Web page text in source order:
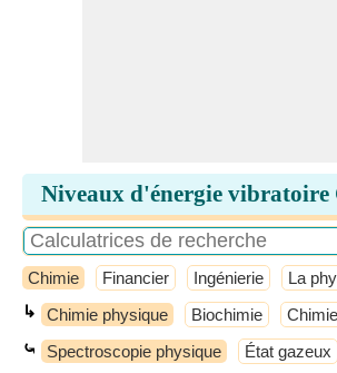
Niveaux d'énergie vibratoire
Chimie Financier Ingénierie La
↳ Chimie physique Biochimie
⤿ Spectroscopie physique État gazeux